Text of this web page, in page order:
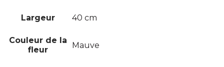
Largeur 40 cm
Couleur de la
fleur
Mauve